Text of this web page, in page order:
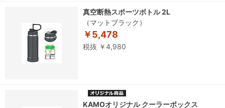
真空断熱スポーツボトル 2L
（マットブラック）
￥5,478
税抜 ￥4,980
KAMOオリジナル クーラーボックス